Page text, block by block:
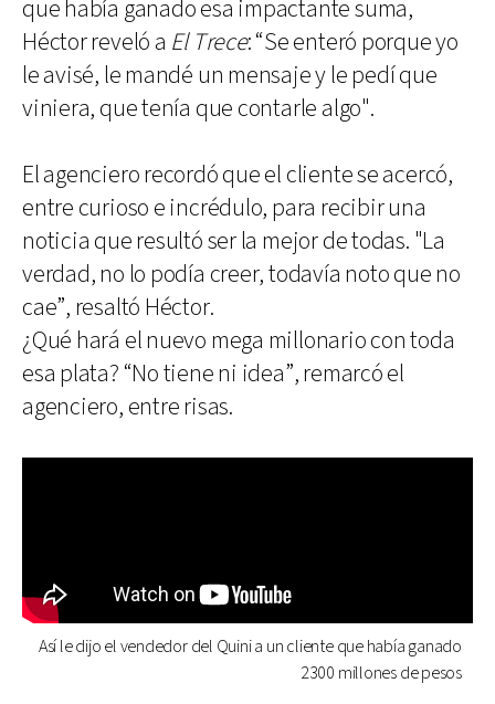
que había ganado esa impactante suma,
Héctor reveló a El Trece: “Se enteró porque yo
le avisé, le mandé un mensaje y le pedí que
viniera, que tenía que contarle algo".
El agenciero recordó que el cliente se acercó,
entre curioso e incrédulo, para recibir una
noticia que resultó ser la mejor de todas. "La
verdad, no lo podía creer, todavía noto que no
cae”, resaltó Héctor.
¿Qué hará el nuevo mega millonario con toda
esa plata? “No tiene ni idea”, remarcó el
agenciero, entre risas.
Así le dijo el vendedor del Quini a un cliente que había ganado
2300 millones de pesos